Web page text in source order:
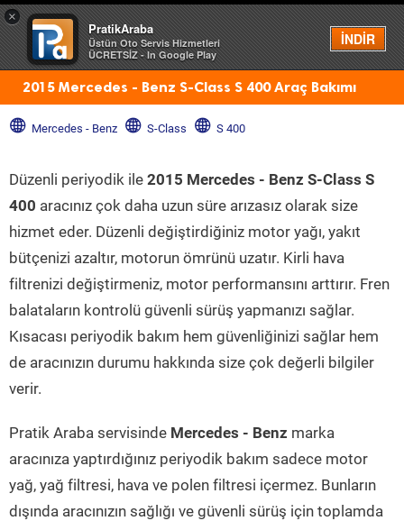
×
PratikAraba
Üstün Oto Servis Hizmetleri
ÜCRETSİZ - In Google Play
İNDİR
Menü
2015 Mercedes - Benz S-Class S 400 Araç Bakımı
Mercedes - Benz S-Class S 400
Düzenli periyodik ile 2015 Mercedes - Benz S-Class S
400 aracınız çok daha uzun süre arızasız olarak size
hizmet eder. Düzenli değiştirdiğiniz motor yağı, yakıt
bütçenizi azaltır, motorun ömrünü uzatır. Kirli hava
filtrenizi değiştirmeniz, motor performansını arttırır. Fren
balataların kontrolü güvenli sürüş yapmanızı sağlar.
Kısacası periyodik bakım hem güvenliğinizi sağlar hem
de aracınızın durumu hakkında size çok değerli bilgiler
verir.
Pratik Araba servisinde Mercedes - Benz marka
aracınıza yaptırdığınız periyodik bakım sadece motor
yağ, yağ filtresi, hava ve polen filtresi içermez. Bunların
dışında aracınızın sağlığı ve güvenli sürüş için toplamda